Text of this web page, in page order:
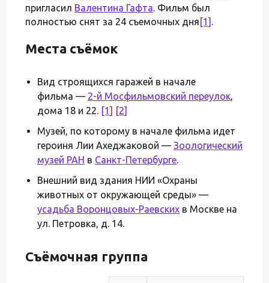
пригласил Валентина Гафта. Фильм был
полностью снят за 24 съемочных дня [1] .
Места съёмок
Вид строящихся гаражей в начале
фильма — 2-й Мосфильмовский переулок,
дома 18 и 22. [1] [2]
Музей, по которому в начале фильма идет
героиня Лии Ахеджаковой — Зоологический
музей РАН в Санкт-Петербурге.
Внешний вид здания НИИ «Охраны
животных от окружающей среды» —
усадьба Воронцовых-Раевских в Москве на
ул. Петровка, д. 14.
Съёмочная группа